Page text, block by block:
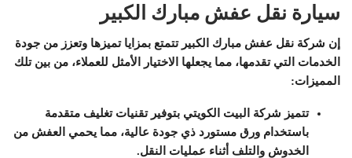
سيارة نقل عفش مبارك الكبير
إن شركة نقل عفش مبارك الكبير تتمتع بمزايا تميزها وتعزز من جودة
الخدمات التي تقدمها، مما يجعلها الاختيار الأمثل للعملاء، من بين تلك
المميزات:
تتميز شركة البيت الكويتي بتوفير تقنيات تغليف متقدمة
باستخدام ورق مستورد ذي جودة عالية، مما يحمي العفش من
الخدوش والتلف أثناء عمليات النقل.